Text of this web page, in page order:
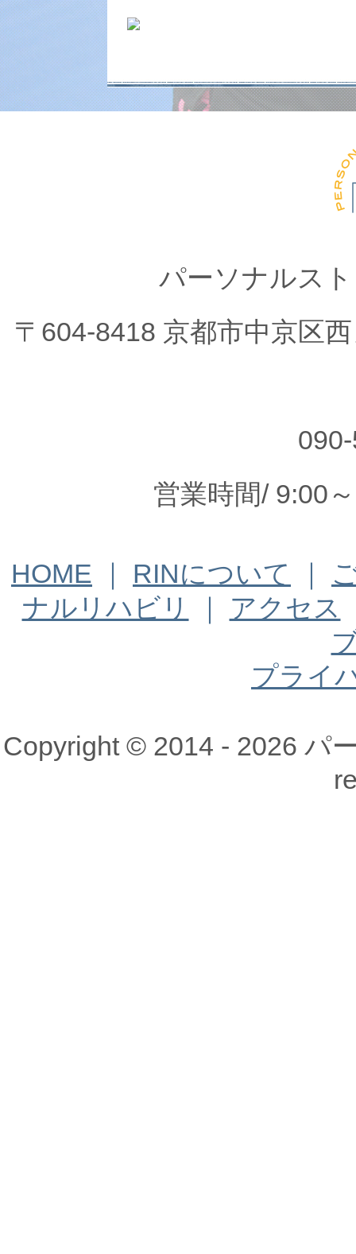
パーソナルス
〒604-8418 京都市中京区
営業時間/ 9:00
HOME ｜ RINについて ｜
ナルリハビリ
｜ アクセス
プライ
Copyright © 2014 - 2026 パ